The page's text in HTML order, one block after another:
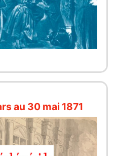
au 30 mai 1871